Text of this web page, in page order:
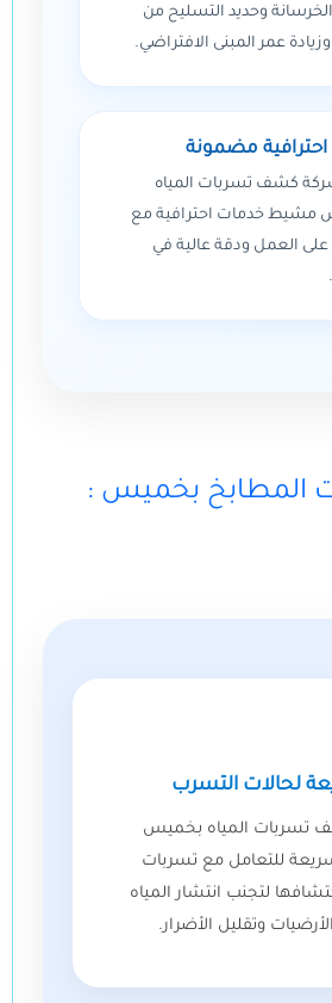
وحديد التسليح من
وزيادة عمر المبنى الافتراضي.
مضمونة
كشف تسربات المياه
مشيط خدمات احترافية مع
العمل ودقة عالية في
: كشف تسربات المطابخ بخميس
لحالات التسرب
تسربات المياه بخميس
للتعامل مع تسربات
لتجنب انتشار المياه
وتقليل الأضرار.